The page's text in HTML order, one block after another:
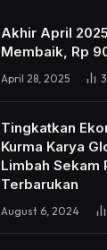
Akhir April
Membaik, Rp
April 28, 2025
Tingkatkan
Kurma Karya
Limbah Sekam
Terbarukan
August 6, 2024